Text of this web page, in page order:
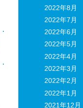
2022年8月
2022年7月
2022年6月
2022年5月
2022年4月
2022年3月
2022年2月
2022年1月
2021年12月